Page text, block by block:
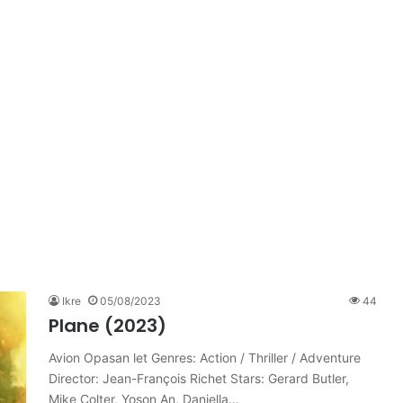
Ikre 05/08/2023 44
Plane (2023)
Avion Opasan let Genres: Action / Thriller / Adventure
Director: Jean-François Richet Stars: Gerard Butler,
Mike Colter, Yoson An, Daniella…